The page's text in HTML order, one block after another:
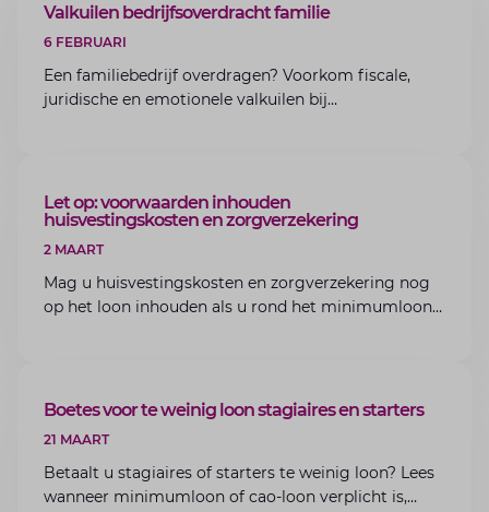
ARTIKEL
Valkuilen bedrijfsoverdracht familie
6 FEBRUARI
Een familiebedrijf overdragen? Voorkom fiscale,
juridische en emotionele valkuilen bij
ARTIKEL
Let op: voorwaarden inhouden
huisvestingskosten en zorgverzekering
2 MAART
Mag u huisvestingskosten en zorgverzekering nog
op het loon inhouden als u rond het minimumloon
ARTIKEL
Boetes voor te weinig loon stagiaires en starters
21 MAART
Betaalt u stagiaires of starters te weinig loon? Lees
wanneer minimumloon of cao-loon verplicht is,